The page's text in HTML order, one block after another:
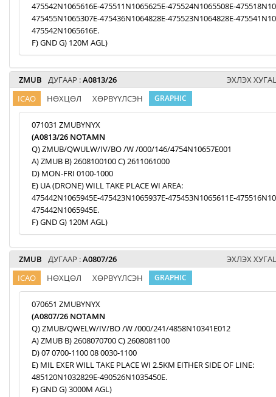
475542N1065616E-475511N1065625E-475524N1065508E-
475455N1065307E-475436N1064828E-475523N1064828E-
475542N1065616E.
F) GND G) 120M AGL)
ZMUB ДУГААР :A0813/26 ЭХЛЭХ
ICAO НӨХЦӨЛ ХӨРВҮҮЛСЭН GRAPHIC
071031 ZMUBYNYX
(A0813/26 NOTAMN
Q) ZMUB/QWULW/IV/BO /W /000/146/4754N10657E001
A) ZMUB B) 2608100100 C) 2611061000
D) MON-FRI 0100-1000
E) UA (DRONE) WILL TAKE PLACE WI AREA:
475442N1065945E-475423N1065937E-475453N1065611E-
475442N1065945E.
F) GND G) 120M AGL)
ZMUB ДУГААР :A0807/26 ЭХЛЭХ
ICAO НӨХЦӨЛ ХӨРВҮҮЛСЭН GRAPHIC
070651 ZMUBYNYX
(A0807/26 NOTAMN
Q) ZMUB/QWELW/IV/BO /W /000/241/4858N10341E012
A) ZMUB B) 2608070700 C) 2608081100
D) 07 0700-1100 08 0030-1100
E) MIL EXER WILL TAKE PLACE WI 2.5KM EITHER SIDE OF LINE:
485120N1032829E-490526N1035450E.
F) GND G) 3000M AGL)